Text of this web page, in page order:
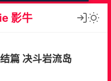
影牛
篇 决斗岩流岛